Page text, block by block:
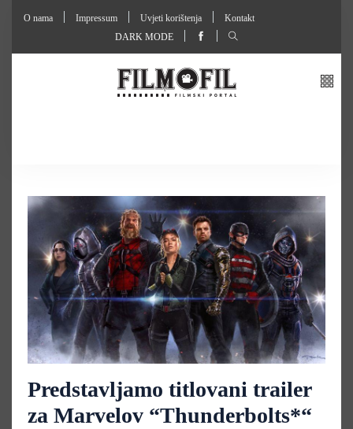
O nama Impressum Uvjeti korištenja
Kontakt
DARK MODE
Predstavljamo titlovani trailer
za Marvelov “Thunderbolts*“